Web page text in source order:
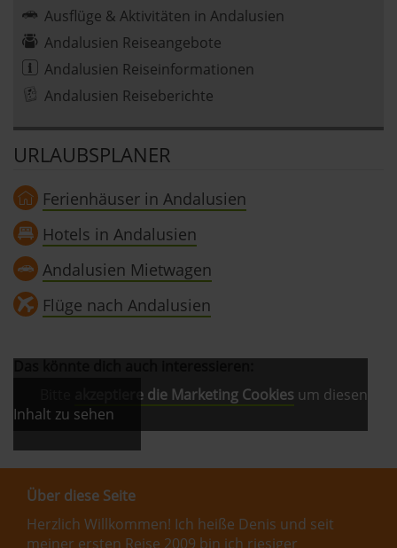
Ausflüge & Aktivitäten in Andalusien
Andalusien Reiseangebote
Andalusien Reiseinformationen
Andalusien Reiseberichte
URLAUBSPLANER
Ferienhäuser in Andalusien
Hotels in Andalusien
Andalusien Mietwagen
Flüge nach Andalusien
akzeptiere die Marketing Cookies um diesen
Inhalt zu sehen
Über diese Seite
Herzlich Willkommen! Ich heiße Denis und seit
meiner ersten Reise 2009 bin ich riesiger